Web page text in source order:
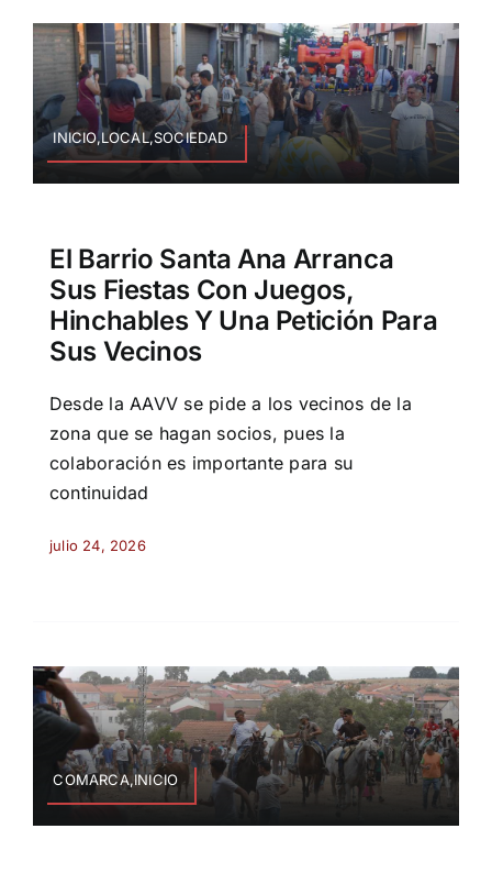
INICIO,LOCAL,SOCIEDAD
El Barrio Santa Ana Arranca
Sus Fiestas Con Juegos,
Hinchables Y Una Petición Para
Sus Vecinos
Desde la AAVV se pide a los vecinos de la
zona que se hagan socios, pues la
colaboración es importante para su
continuidad
julio 24, 2026
COMARCA,INICIO